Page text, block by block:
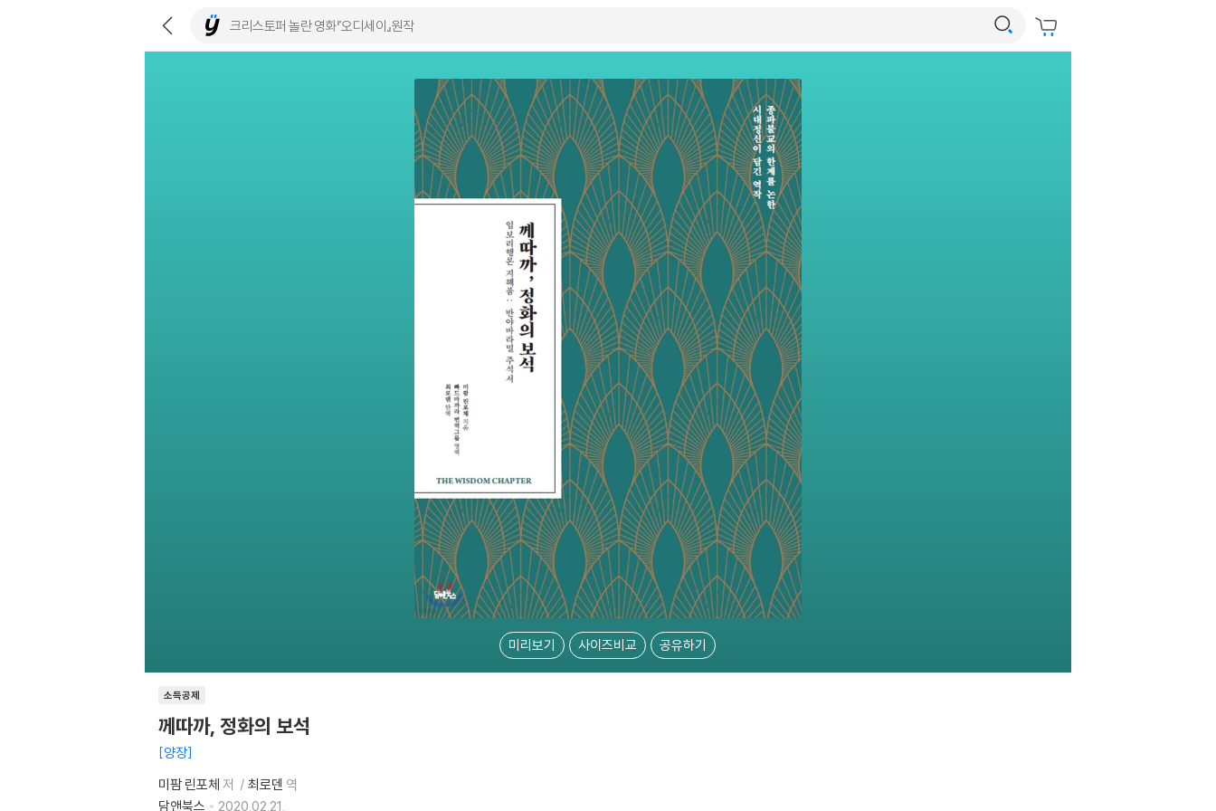
미리보기 사이즈비교 공유하기
소득공제
께따까, 정화의 보석
양장
미팜 린포체 저 최로덴 역
담앤북스
2020.02.21.